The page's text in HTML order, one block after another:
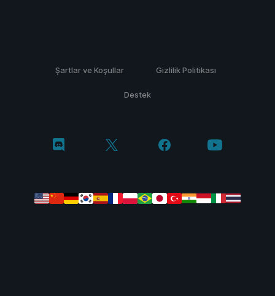
Şartlar ve Koşullar Gizlilik Politikası
Destek